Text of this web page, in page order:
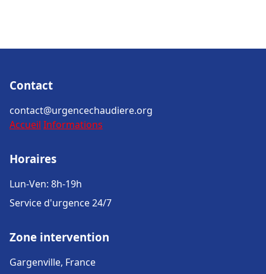
Contact
contact@urgencechaudiere.org
Accueil Informations
Horaires
Lun-Ven: 8h-19h
Service d'urgence 24/7
Zone intervention
Gargenville, France